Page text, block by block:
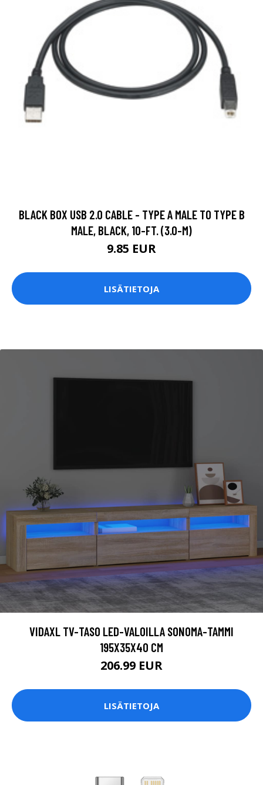
BLACK BOX USB 2.0 CABLE - TYPE A MALE TO TYPE B
MALE, BLACK, 10-FT. (3.0-M)
9.85 EUR
LISÄTIETOJA
VIDAXL TV-TASO LED-VALOILLA SONOMA-TAMMI
195X35X40 CM
206.99 EUR
LISÄTIETOJA